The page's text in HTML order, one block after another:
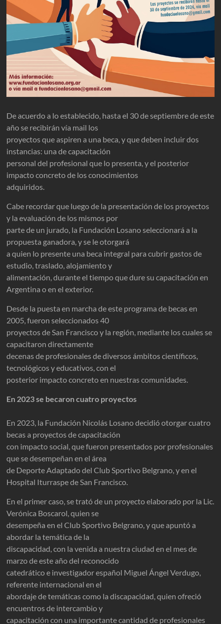
De acuerdo a lo establecido, hasta el 30 de septiembre de este
año se recibirán vía mail los
proyectos que aspiren a una beca, y que deben incluir dos
instancias: una de capacitación
personal del profesional que lo presenta, y el posterior
impacto concreto de los conocimientos
adquiridos.
Cabe recordar que luego de la presentación de los proyectos
y la evaluación de los mismos por
parte de un jurado, la Fundación Losano seleccionará a la
propuesta ganadora, y se le otorgará
a quien lo presente una beca integral para cubrir gastos de
estudio, traslado, alojamiento y
alimentación, durante el tiempo que dure su capacitación en
Argentina o en el exterior.
Desde la puesta en marcha de este programa de becas en
2005, fueron seleccionados 40
proyectos de San Francisco y la región, mediante los cuales se
capacitaron directamente
decenas de profesionales de diversos ámbitos científicos,
tecnológicos y educativos, con el
posterior impacto concreto en nuestras comunidades.
En 2023 se becaron cuatro proyectos
En 2023, la Fundación Nicolás Losano decidió otorgar cuatro
becas a proyectos de capacitación
con impacto social, que fueron presentados por profesionales
que se desempeñan en el área
de Deporte Adaptado del Club Sportivo Belgrano, y en el
Hospital Iturraspe de San Francisco.
En el primer caso, se trató de un proyecto elaborado por la Lic.
Verónica Boscarol, quien se
desempeña en el Club Sportivo Belgrano, y que apuntó a
abordar la temática de la
discapacidad, con la venida a nuestra ciudad en el mes de
marzo de este año del reconocido
catedrático e investigador español Miguel Ángel Verdugo,
referente internacional en el
abordaje de temáticas como la discapacidad, quien ofreció
encuentros de intercambio y
capacitación con una importante cantidad de profesionales